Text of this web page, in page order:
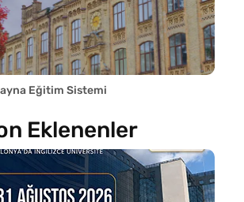
Eğitim Sistemi
Eklenenler